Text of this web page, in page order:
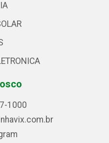
1000